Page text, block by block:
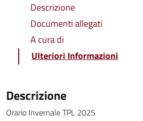
Descrizione
Documenti allegati
A cura di
Ulteriori Informazioni
Descrizione
Orario Invernale TPL 2025